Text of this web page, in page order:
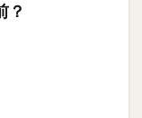
？